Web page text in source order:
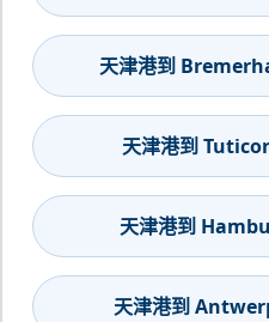
天津港到
天津港到
天津港到
天津港到